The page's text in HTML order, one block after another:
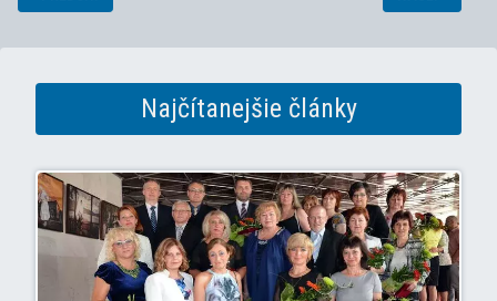
Najčítanejšie články